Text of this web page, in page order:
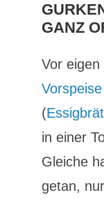
GANZ
Vor
(
in einer
Gleiche
getan,